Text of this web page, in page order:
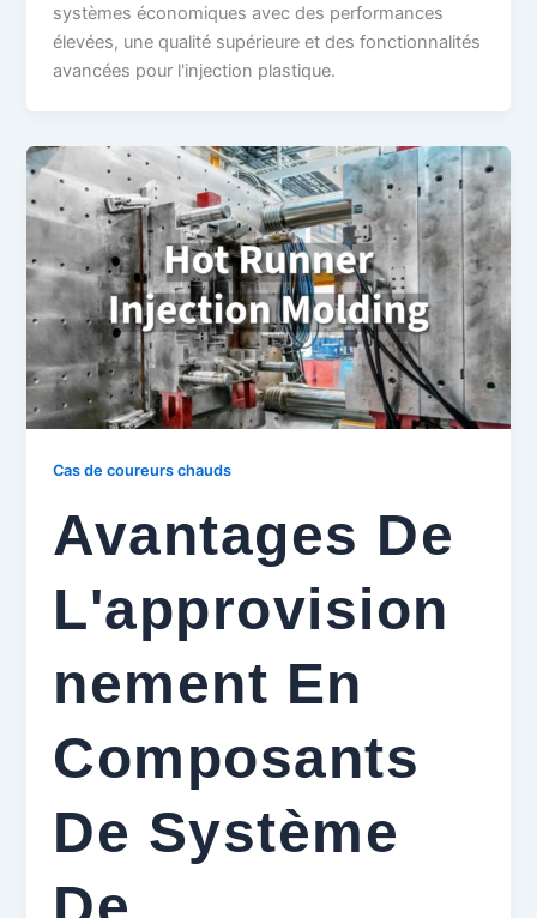
systèmes économiques avec des performances
élevées, une qualité supérieure et des fonctionnalités
avancées pour l'injection plastique.
Cas de coureurs chauds
Avantages De
L'approvision
Nement En
Composants
De Système